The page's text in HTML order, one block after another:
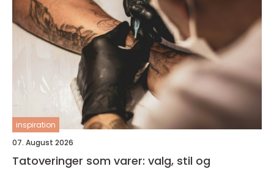
inspiration
07. August 2026
Tatoveringer som varer: valg, stil og